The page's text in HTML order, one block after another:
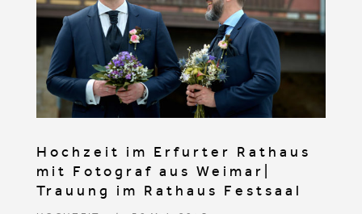
Hochzeit im Erfurter Rathaus
mit Fotograf aus Weimar|
Trauung im Rathaus Festsaal